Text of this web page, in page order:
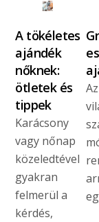
A tökéletes
ajándék
nőknek:
ötletek és
tippek
Karácsony
vagy nőnap
közeledtével
gyakran
felmerül a
kérdés,